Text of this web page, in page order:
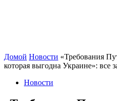
Домой Новости «Требования
которая выгодна Украине»: все
Новости